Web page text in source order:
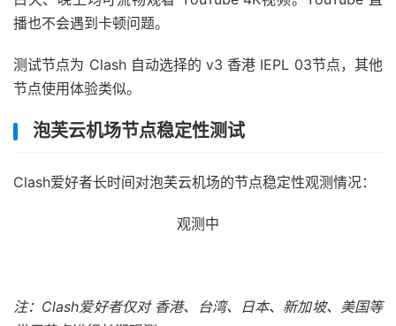
播也不会遇到卡顿问题。
测试节点为 Clash 自动选择的 v3 香港 IEPL 03节点，其他
节点使用体验类似。
泡芙云机场节点稳定性测试
Clash爱好者长时间对泡芙云机场的节点稳定性观测情况：
观测中
注：Clash爱好者仅对 香港、台湾、日本、新加坡、美国等